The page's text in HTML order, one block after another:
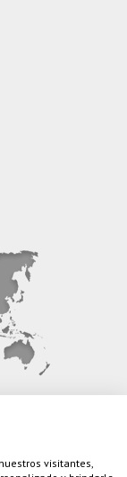
visitantes,